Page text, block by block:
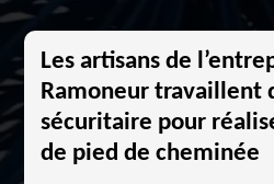
Les artisans de
Ramoneur travaillent
sécuritaire pour
de pied de cheminée